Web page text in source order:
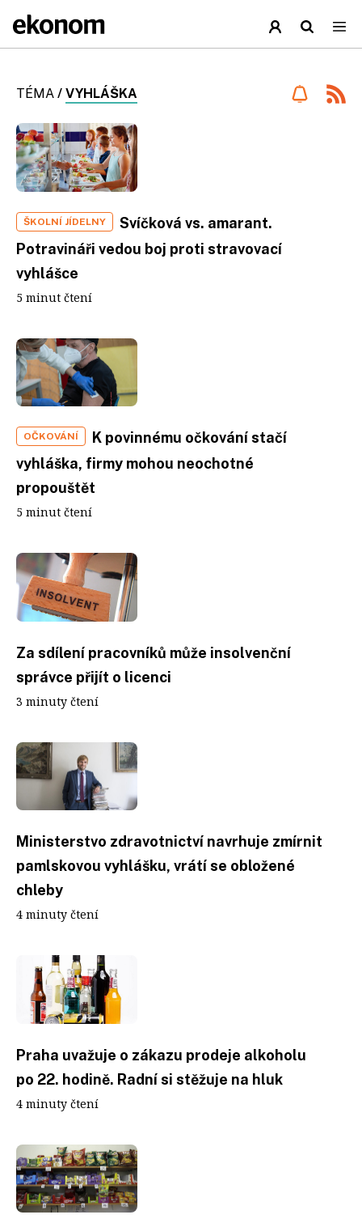
TÉMA / VYHLÁŠKA
ŠKOLNÍ JÍDELNY
Svíčková vs. amarant.
Potravináři vedou boj proti stravovací
vyhlášce
5 minut čtení
OČKOVÁNÍ
K povinnému očkování stačí
vyhláška, firmy mohou neochotné
propouštět
5 minut čtení
Za sdílení pracovníků může insolvenční
správce přijít o licenci
3 minuty čtení
Ministerstvo zdravotnictví navrhuje zmírnit
pamlskovou vyhlášku, vrátí se obložené
chleby
4 minuty čtení
Praha uvažuje o zákazu prodeje alkoholu
po 22. hodině. Radní si stěžuje na hluk
4 minuty čtení